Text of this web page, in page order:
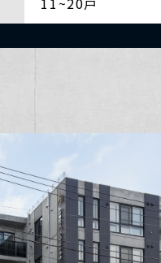
全ての戸数
21~30戸
31~40戸
41~50戸